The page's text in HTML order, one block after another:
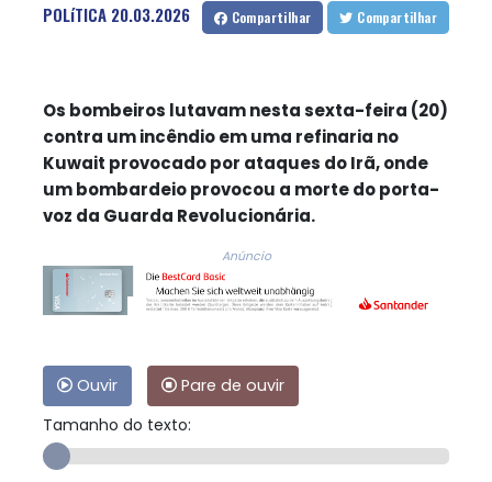
POLíTICA 20.03.2026 Compartilhar Compartilhar
Os bombeiros lutavam nesta sexta-feira (20)
contra um incêndio em uma refinaria no
Kuwait provocado por ataques do Irã, onde
um bombardeio provocou a morte do porta-
voz da Guarda Revolucionária.
Anúncio
Ouvir
Pare de ouvir
Tamanho do texto: